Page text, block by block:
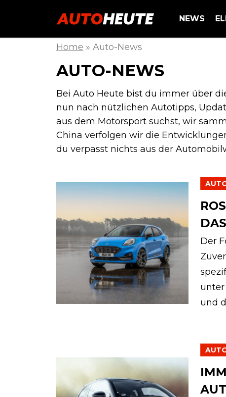
NEWS
Home » Auto-News
AUTO-NEWS
Bei Auto Heute bist du immer über
nun nach nützlichen Autotipps,
aus dem Motorsport suchst, wir
China verfolgen wir die
du verpasst nichts aus der
Der
unter
und